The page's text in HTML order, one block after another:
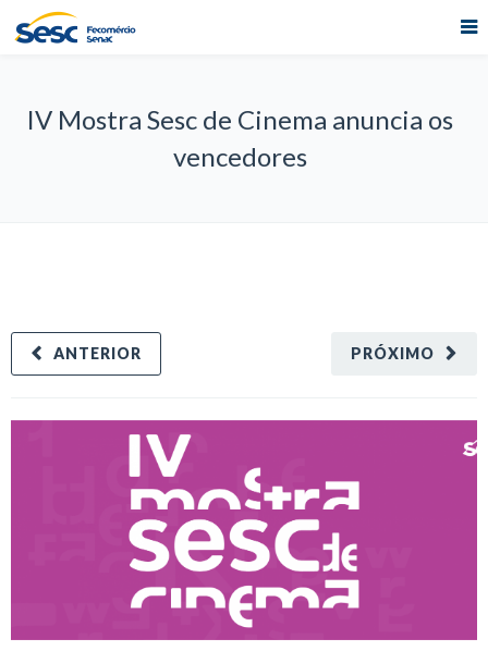
IV Mostra Sesc de Cinema anuncia os
vencedores
PRÓXIMO
ANTERIOR